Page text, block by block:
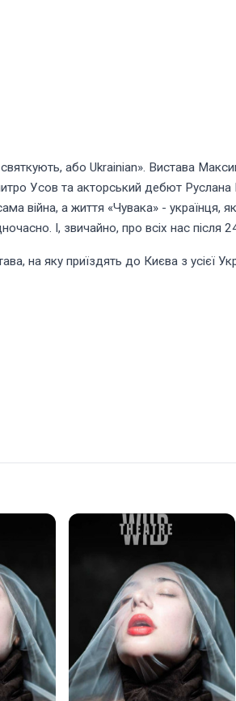
або Ukrainian». Вистава
Усов та акторський дебют Руслана
війна, а життя «Чувака» - українця,
І, звичайно, про всіх нас після
на яку приїздять до Києва з усієї